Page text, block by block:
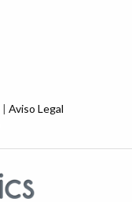
| Aviso Legal